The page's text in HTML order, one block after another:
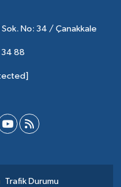
Sok. No: 34 / Çanakkale
34 88
Trafik Durumu